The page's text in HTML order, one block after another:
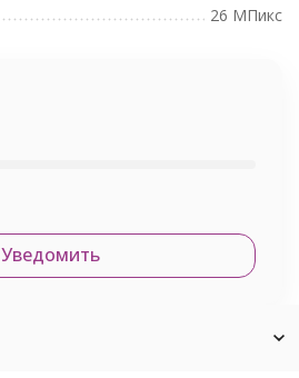
26 МПикс
Уведомить